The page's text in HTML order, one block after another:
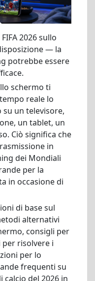
2026 sullo
— la
potrebbe essere
schermo ti
reale lo
un televisore,
un tablet, un
Ciò significa che
in
dei Mondiali
per la
in occasione di
di base sul
alternativi
consigli per
risolvere i
per lo
frequenti su
del 2026 in